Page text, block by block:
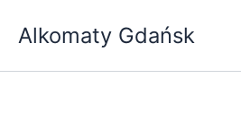
Alkomaty Gdańsk